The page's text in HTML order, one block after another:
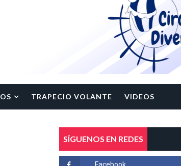
TRAPECIO VOLANTE VIDEOS
SÍGUENOS EN REDES